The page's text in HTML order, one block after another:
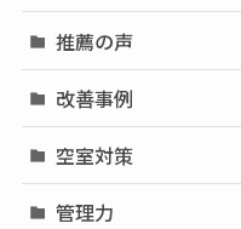
推薦の声
改善事例
空室対策
管理力